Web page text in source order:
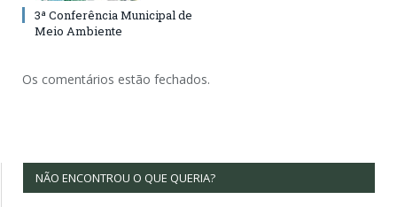
3ª Conferência Municipal de
Meio Ambiente
Os comentários estão fechados.
NÃO ENCONTROU O QUE QUERIA?